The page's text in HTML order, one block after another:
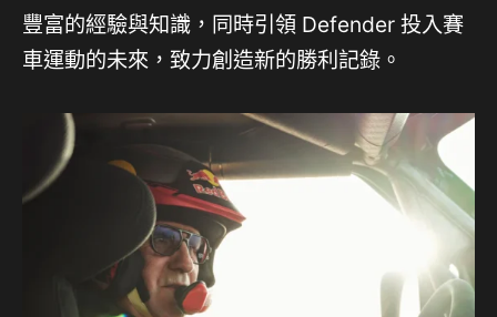
豐富的經驗與知識，同時引領 Defender 投入賽
車運動的未來，致力創造新的勝利記錄。